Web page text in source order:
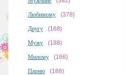
Любимому (378)
Другу (168)
Мужу (188)
Милому (166)
Парню (188)